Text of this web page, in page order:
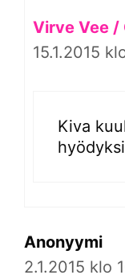
Virve Vee /
15.1.2015
Kiva
Anonyymi
2.1.2015 klo